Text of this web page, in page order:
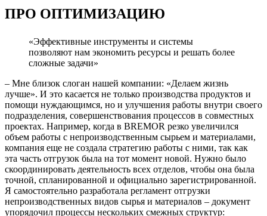
ПРО ОПТИМИЗАЦИЮ
«Эффективные инструменты и системы
позволяют нам экономить ресурсы и решать более
сложные задачи»
– Мне близок слоган нашей компании: «Делаем жизнь
лучше». И это касается не только производства продуктов и
помощи нуждающимся, но и улучшения работы внутри своего
подразделения, совершенствования процессов в совместных
проектах. Например, когда в BREMOR резко увеличился
объем работы с непроизводственным сырьем и материалами,
компания еще не создала стратегию работы с ними, так как
эта часть отгрузок была на тот момент новой. Нужно было
скоординировать деятельность всех отделов, чтобы она была
точной, спланированной и официально зарегистрированной.
Я самостоятельно разработала регламент отгрузки
непроизводственных видов сырья и материалов – документ
упорядочил процессы нескольких смежных структур: